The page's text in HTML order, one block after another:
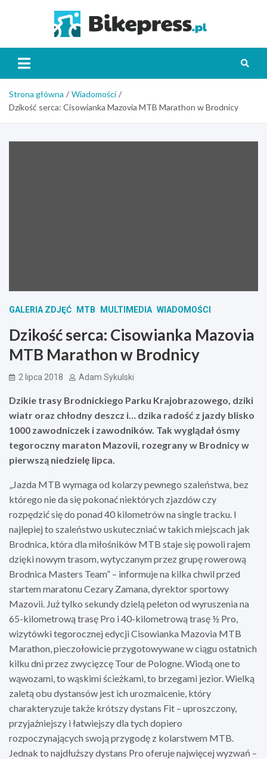
Strona główna
Wiadomości
Dzikość serca: Cisowianka Mazovia MTB Marathon w Brodnicy
GALERIA ZDJĘĆ MTB MULTIMEDIA WIADOMOŚCI
Dzikość serca: Cisowianka Mazovia
MTB Marathon w Brodnicy
2 lipca 2018 Adam Sykulski
Dzikie trasy Brodnickiego Parku Krajobrazowego, dziki
wiatr oraz chłodny deszcz i… dzika radość z jazdy blisko
1000 zawodniczek i zawodników. Tak wyglądał ósmy
tegoroczny maraton Mazovii, rozegrany w Brodnicy w
pierwszą niedzielę lipca.
„Jazda MTB wymaga od kolarzy pewnego szaleństwa, bez
którego nie da się pokonać niektórych zjazdów czy
rozpędzić się do ponad 40 kilometrów na single tracku. I
najlepiej to szaleństwo uskuteczniać w takich miejscach jak
Brodnica, która dla miłośników MTB staje się powoli rajem
dzięki nowym trasom, wytyczanym przez grupę rowerową
Brodnica Masters Team” – informuje na kilka chwil przed
startem maratonu Cezary Zamana, dyrektor sportowy
Mazovii. Już tylko sekundy dzielą peleton od wyruszenia na
65-kilometrową trasę Pro i 40-kilometrową trasę ½ Pro,
wizytówki tegorocznej edycji Cisowianka Mazovia MTB
Marathon, pieczołowicie przygotowywane w ciągu ostatnich
kilku dni przez zwycięzcę Tour de Pologne. Wiodą one to
wąwozami, to wąskimi ścieżkami, to brzegami jezior. Wielką
zaletą obu dystansów jest ich urozmaicenie, który
charakteryzuje także krótszy dystans Fit – uproszczony,
przyjaźniejszy i łatwiejszy dla tych dopiero
rozpoczynających swoją przygodę z kolarstwem MTB.
Jednak to najdłuższy dystans Pro oferuje najwięcej wyzwań –